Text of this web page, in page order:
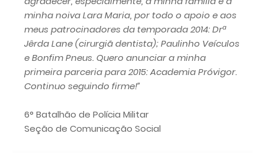
minha noiva Lara Maria, por todo o apoio e aos
meus patrocinadores da temporada 2014: Drª
Jêrda Lane (cirurgiã dentista); Paulinho Veículos
e Bonfim Pneus. Quero anunciar a minha
primeira parceria para 2015: Academia Próvigor.
Continuo seguindo firme!”
6° Batalhão de Polícia Militar
Seção de Comunicação Social